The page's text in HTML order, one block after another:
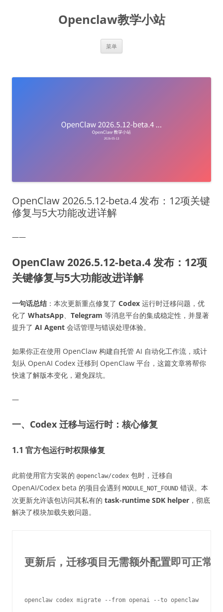
Openclaw教学小站
菜单
OpenClaw 2026.5.12-beta.4 发布：12项关键
修复与5大功能改进详解
——
OpenClaw 2026.5.12-beta.4 发布：12项
关键修复与5大功能改进详解
一句话总结 ：本次更新重点修复了 Codex 运行时迁移问题，优
化了 WhatsApp、 Telegram 等消息平台的集成稳定性，并显著
提升了 AI Agent 会话管理与错误处理体验。
如果你正在使用 OpenClaw 构建自托管 AI 自动化工作流，或计
划从 OpenAI Codex 迁移到 OpenClaw 平台，这篇文章将帮你
快速了解版本变化，避免踩坑。
—
一、Codex 迁移与运行时：核心修复
1.1 官方包运行时权限修复
此前使用官方安装的 @openclaw/codex 包时，迁移自
OpenAI/Codex beta 的项目会遇到 MODULE_NOT_FOUND 错误。本
次更新允许该包访问其私有的 task-runtime SDK helper ，彻底
解决了模块加载失败问题。
更新后，迁移项目无需额外配置即可正常